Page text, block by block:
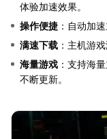
体验加速效果。
操作便捷 ：自动加
满速下载 ：主机游
海量游戏 ：支持海
不断更新。